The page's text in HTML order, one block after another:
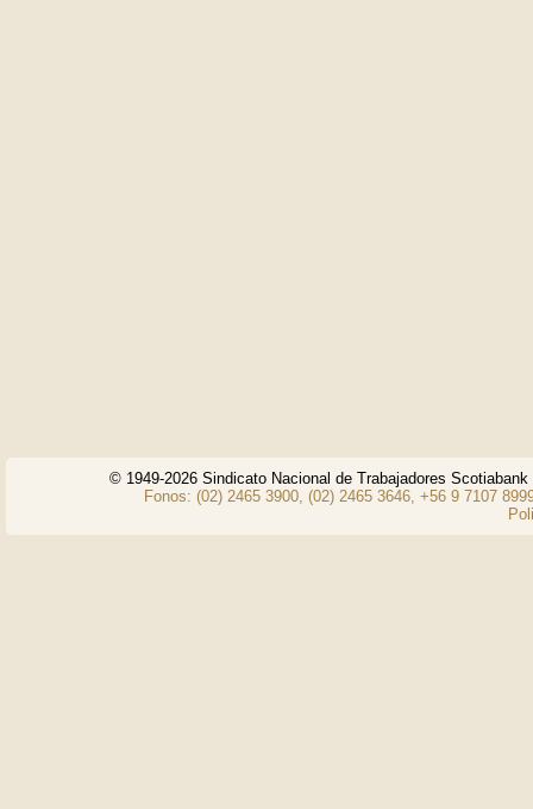
© 1949-2026 Sindicato Nacional de Trabajadores
Fonos: (02) 2465 3900, (02) 2465 3646, +56 9 7107